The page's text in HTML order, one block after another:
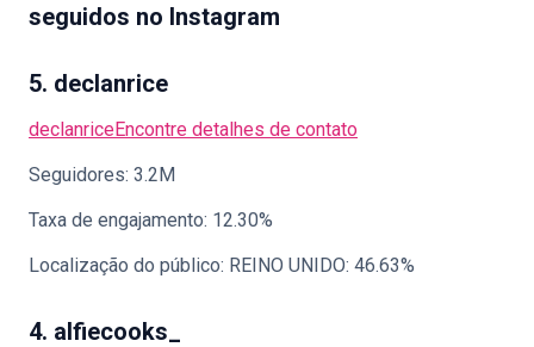
seguidos no Instagram
5. declanrice
declanriceEncontre detalhes de contato
Seguidores: 3.2M
Taxa de engajamento: 12.30%
Localização do público: REINO UNIDO: 46.63%
4. alfiecooks_